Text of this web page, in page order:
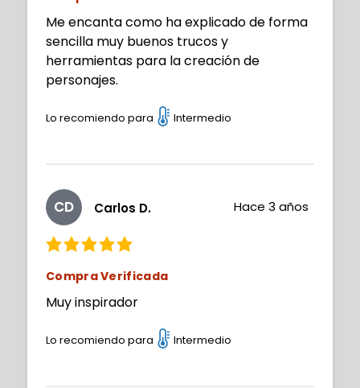
Me encanta como ha explicado de forma
sencilla muy buenos trucos y
herramientas para la creación de
personajes.
Lo recomiendo para Intermedio
CD Carlos D. Hace 3 años
Compra Verificada
Muy inspirador
Lo recomiendo para Intermedio